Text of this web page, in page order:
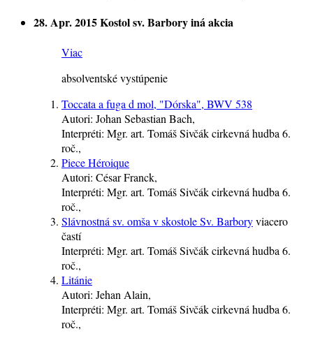
28. Apr. 2015Kostol sv. Barboryiná akcia
Viac
absolventské vystúpenie
Toccata a fuga d mol, "Dórska", BWV 538
Autori: Johan Sebastian Bach,
Interpréti: Mgr. art. Tomáš Sivčákcirkevná hudba6.
roč.,
Piece Héroique
Autori: César Franck,
Interpréti: Mgr. art. Tomáš Sivčákcirkevná hudba6.
roč.,
Slávnostná sv. omša v skostole Sv. Barboryviacero
častí
Interpréti: Mgr. art. Tomáš Sivčákcirkevná hudba6.
roč.,
Litánie
Autori: Jehan Alain,
Interpréti: Mgr. art. Tomáš Sivčákcirkevná hudba6.
roč.,